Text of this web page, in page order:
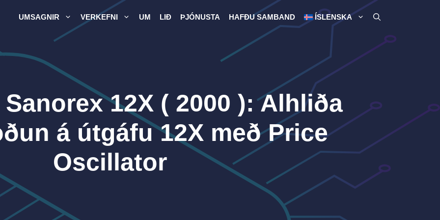
UMSAGNIR VERKEFNI UM LIÐ ÞJÓNUSTA HAFÐU SAMBAND ÍSLENSKA
12X ( 2000 ): Alhliða
á útgáfu 12X með Price
Oscillator